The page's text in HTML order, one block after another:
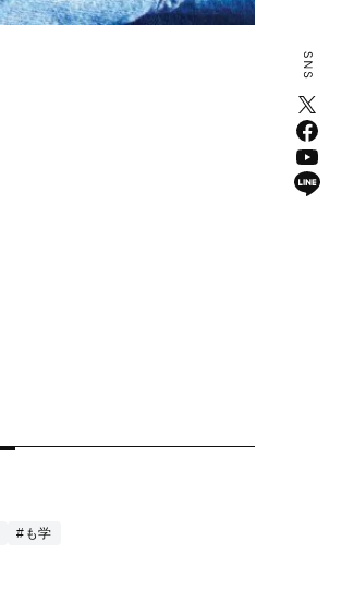
#も学